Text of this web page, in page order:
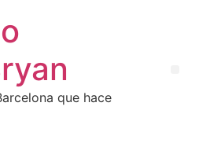
que hace